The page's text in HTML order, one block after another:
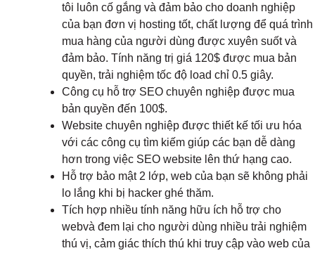
tôi luôn cố gắng và đảm bảo cho doanh nghiệp
của bạn đơn vị hosting tốt, chất lượng để quá trình
mua hàng của người dùng được xuyên suốt và
đảm bảo. Tính năng trị giá 120$ được mua bản
quyền, trải nghiệm tốc độ load chỉ 0.5 giây.
Công cụ hỗ trợ SEO chuyên nghiệp được mua
bản quyền đến 100$.
Website chuyên nghiệp được thiết kế tối ưu hóa
với các công cụ tìm kiếm giúp các bạn dễ dàng
hơn trong việc SEO website lên thứ hạng cao.
Hỗ trợ bảo mật 2 lớp, web của bạn sẽ không phải
lo lắng khi bị hacker ghé thăm.
Tích hợp nhiều tính năng hữu ích hỗ trợ cho
webvà đem lại cho người dùng nhiều trải nghiệm
thú vị, cảm giác thích thú khi truy cập vào web của